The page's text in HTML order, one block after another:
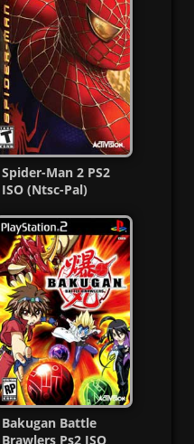
Spider-Man 2 PS2
ISO (Ntsc-Pal)
MF
Bakugan Battle
Brawlers Ps2 ISO